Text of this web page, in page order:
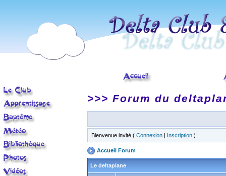
>>> Forum du
Bienvenue invité ( Connexion | Inscription )
Accueil Forum
Le deltaplane